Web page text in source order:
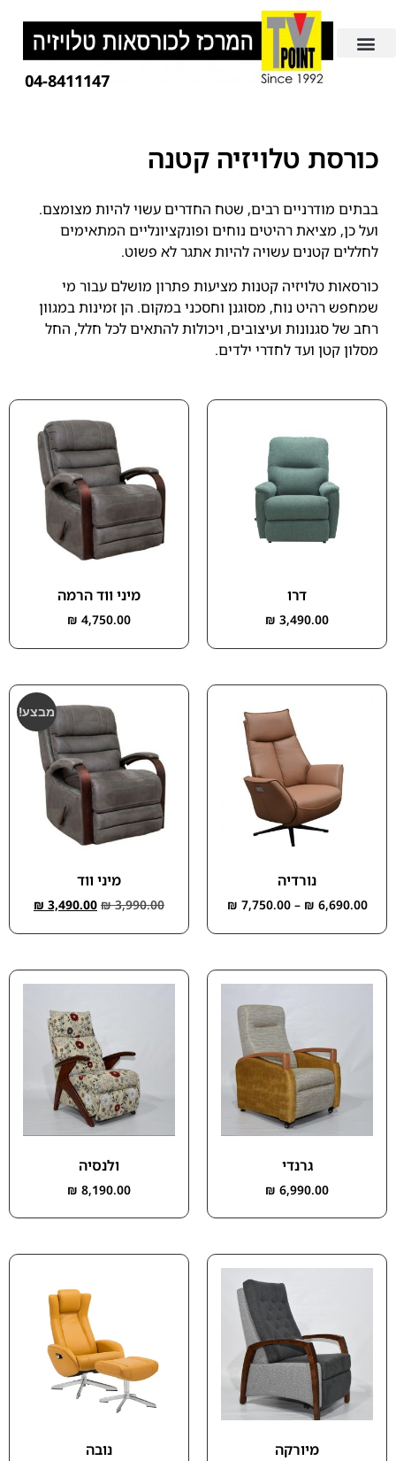
04-8411147
כורסת טלויזיה קטנה
בבתים מודרניים רבים, שטח החדרים עשוי להיות מצומצם.
ועל כן, מציאת רהיטים נוחים ופונקציונליים המתאימים
לחללים קטנים עשויה להיות אתגר לא פשוט.
כורסאות טלויזיה קטנות מציעות פתרון מושלם עבור מי
שמחפש רהיט נוח, מסוגנן וחסכני במקום. הן זמינות במגוון
רחב של סגנונות ועיצובים, ויכולות להתאים לכל חלל, החל
מסלון קטן ועד לחדרי ילדים.
דרו
₪ 3,490.00
מיני ווד הרמה
₪ 4,750.00
נורדיה
₪ 6,690.00
–
₪ 7,750.00
מבצע!
מיני ווד
₪3,990.00
₪ 3,490.00
גרנדי
₪ 6,990.00
ולנסיה
₪ 8,190.00
מיורקה נובה